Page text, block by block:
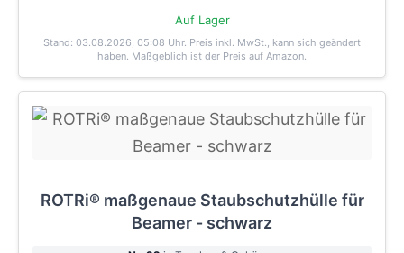
Auf Lager
Stand: 03.08.2026, 05:08 Uhr. Preis inkl. MwSt., kann sich geändert
haben. Maßgeblich ist der Preis auf Amazon.
ROTRi® maßgenaue Staubschutzhülle für
Beamer - schwarz